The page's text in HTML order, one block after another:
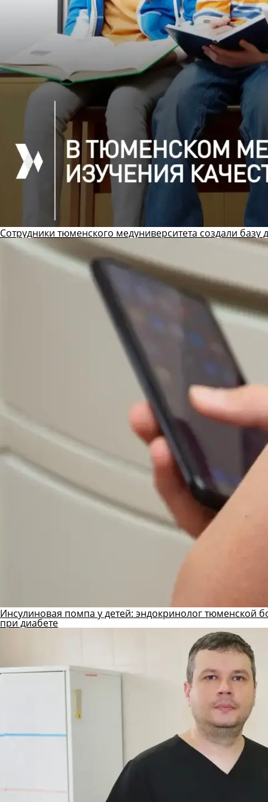
Сотрудники тюменского медуниверситета создали
Инсулиновая помпа у детей: эндокринолог тюменской
при диабете